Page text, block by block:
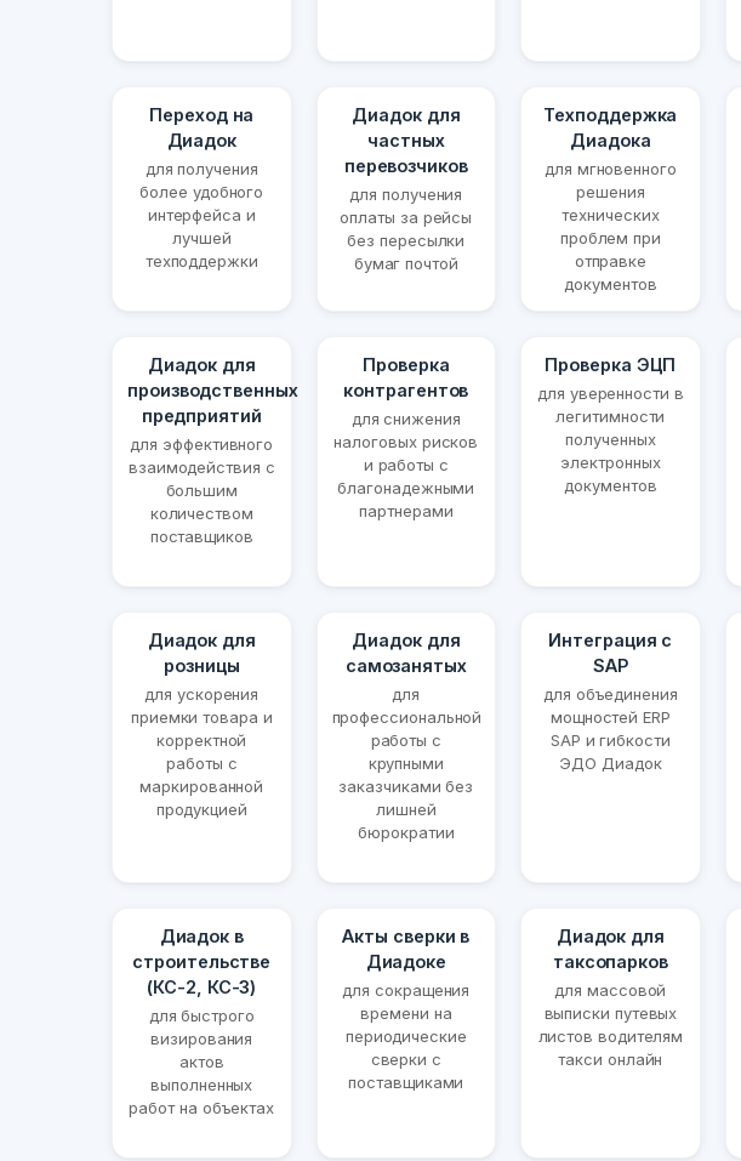
Переход на
Диадок
для получения
более удобного
интерфейса и
лучшей
техподдержки
Диадок для
частных
перевозчиков
для получения
оплаты за рейсы
без пересылки
бумаг почтой
Техподдержка
Диадока
для мгновенного
решения
технических
проблем при
отправке
документов
Диадок для
производственных
предприятий
для эффективного
взаимодействия с
большим
количеством
поставщиков
Проверка
контрагентов
для снижения
налоговых рисков
и работы с
благонадежными
партнерами
Проверка ЭЦП
для уверенности в
легитимности
полученных
электронных
документов
Диадок для
розницы
для ускорения
приемки товара и
корректной
работы с
маркированной
продукцией
Диадок для
самозанятых
для
профессиональной
работы с
крупными
заказчиками без
лишней
бюрократии
Интеграция с
SAP
для объединения
мощностей ERP
SAP и гибкости
ЭДО Диадок
Диадок в
строительстве
(КС-2, КС-3)
для быстрого
визирования
актов
выполненных
работ на объектах
Акты сверки в
Диадоке
для сокращения
времени на
периодические
сверки с
поставщиками
Диадок для
таксопарков
для массовой
выписки путевых
листов водителям
такси онлайн